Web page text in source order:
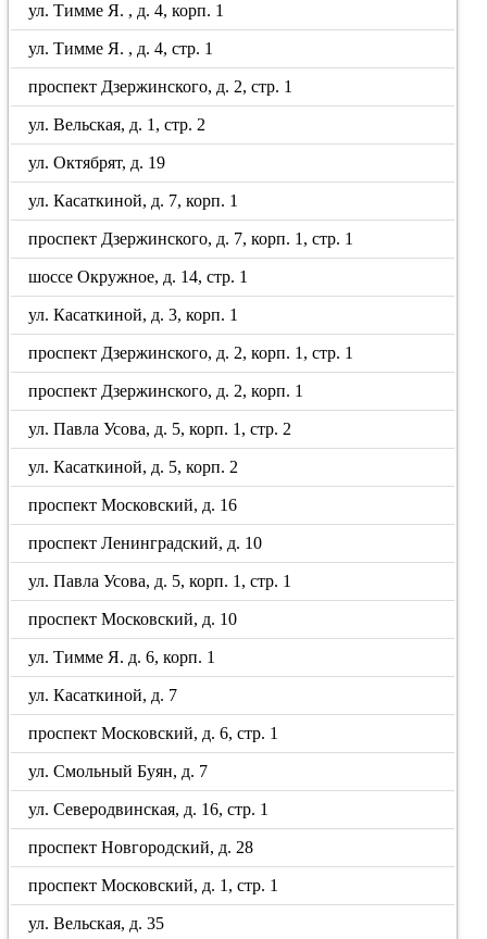
ул. Тимме Я. , д. 4, корп. 1
ул. Тимме Я. , д. 4, стр. 1
проспект Дзержинского, д. 2, стр. 1
ул. Вельская, д. 1, стр. 2
ул. Октябрят, д. 19
ул. Касаткиной, д. 7, корп. 1
проспект Дзержинского, д. 7, корп. 1, стр. 1
шоссе Окружное, д. 14, стр. 1
ул. Касаткиной, д. 3, корп. 1
проспект Дзержинского, д. 2, корп. 1, стр. 1
проспект Дзержинского, д. 2, корп. 1
ул. Павла Усова, д. 5, корп. 1, стр. 2
ул. Касаткиной, д. 5, корп. 2
проспект Московский, д. 16
проспект Ленинградский, д. 10
ул. Павла Усова, д. 5, корп. 1, стр. 1
проспект Московский, д. 10
ул. Тимме Я. д. 6, корп. 1
ул. Касаткиной, д. 7
проспект Московский, д. 6, стр. 1
ул. Смольный Буян, д. 7
ул. Северодвинская, д. 16, стр. 1
проспект Новгородский, д. 28
проспект Московский, д. 1, стр. 1
ул. Вельская, д. 35